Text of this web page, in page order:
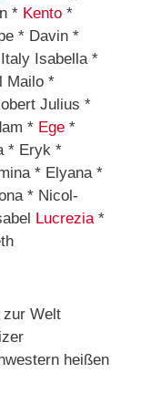
* Kento *
* Davin *
Isabella *
Mailo *
Julius *
* Ege *
* Eryk *
* Elyana *
* Nicol-
Lucrezia *
Welt
heißen